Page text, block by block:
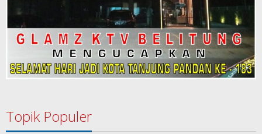
Topik Populer